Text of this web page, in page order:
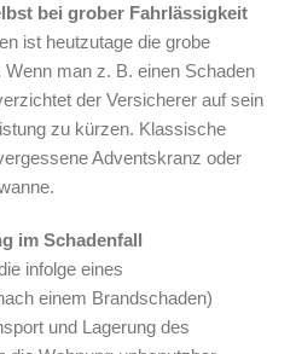
bei grober Fahrlässigkeit
ist heutzutage die grobe
man z. B. einen Schaden
der Versicherer auf sein
zu kürzen. Klassische
Adventskranz oder
im Schadenfall
infolge eines
einem Brandschaden)
und Lagerung des